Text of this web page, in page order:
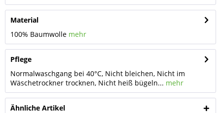
Material
100% Baumwolle mehr
Pflege
Normalwaschgang bei 40°C, Nicht bleichen, Nicht im
Wäschetrockner trocknen, Nicht heiß bügeln... mehr
Ähnliche Artikel